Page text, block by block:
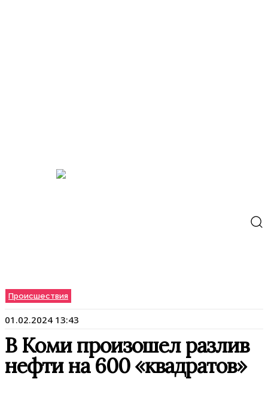
Происшествия
01.02.2024 13:43
В Коми произошел разлив
нефти на 600 «квадратов»